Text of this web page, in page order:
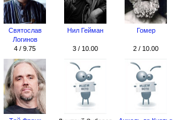
Святослав
Логинов
4 / 9.75
Нил Гейман
3 / 10.00
Гомер
2 / 10.00